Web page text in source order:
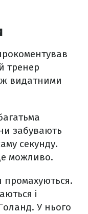
тренер
видатними
забувають
секунду.
можливо.
промахуються.
і
У нього